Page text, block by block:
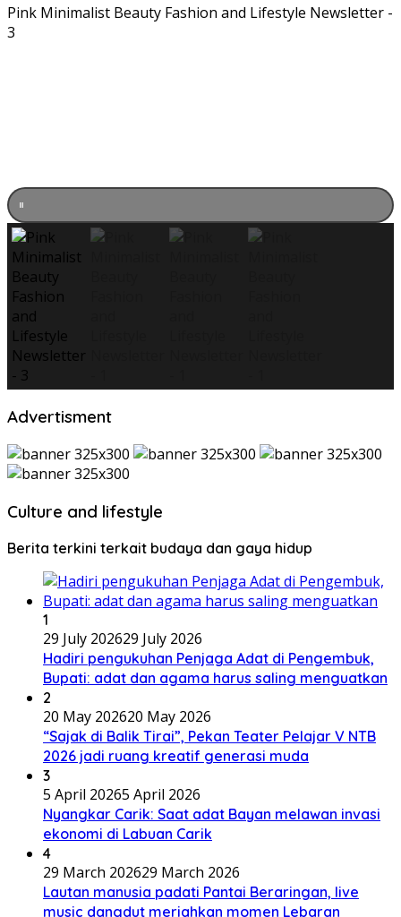
Pink Minimalist Beauty Fashion and Lifestyle Newsletter -
3
Advertisment
Culture and lifestyle
Berita terkini terkait budaya dan gaya hidup
1
29 July 202629 July 2026
Hadiri pengukuhan Penjaga Adat di Pengembuk,
Bupati: adat dan agama harus saling menguatkan
2
20 May 202620 May 2026
“Sajak di Balik Tirai”, Pekan Teater Pelajar V NTB
2026 jadi ruang kreatif generasi muda
3
5 April 20265 April 2026
Nyangkar Carik: Saat adat Bayan melawan invasi
ekonomi di Labuan Carik
4
29 March 202629 March 2026
Lautan manusia padati Pantai Beraringan, live
music dangdut meriahkan momen Lebaran